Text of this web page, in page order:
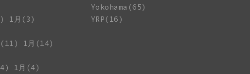
1月(3)
(11)
1月(14)
1月(4)
Yokohama(65)
YRP(16)